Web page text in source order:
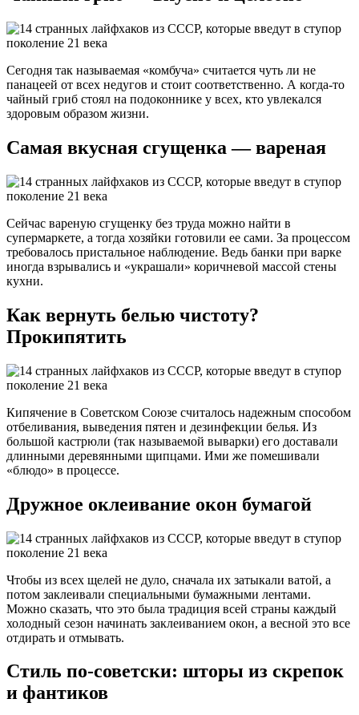
Сегодня так называемая «комбуча» считается чуть ли не
панацеей от всех недугов и стоит соответственно. А когда-то
чайный гриб стоял на подоконнике у всех, кто увлекался
здоровым образом жизни.
Самая вкусная сгущенка — вареная
Сейчас вареную сгущенку без труда можно найти в
супермаркете, а тогда хозяйки готовили ее сами. За процессом
требовалось пристальное наблюдение. Ведь банки при варке
иногда взрывались и «украшали» коричневой массой стены
кухни.
Как вернуть белью чистоту?
Прокипятить
Кипячение в Советском Союзе считалось надежным способом
отбеливания, выведения пятен и дезинфекции белья. Из
большой кастрюли (так называемой выварки) его доставали
длинными деревянными щипцами. Ими же помешивали
«блюдо» в процессе.
Дружное оклеивание окон бумагой
Чтобы из всех щелей не дуло, сначала их затыкали ватой, а
потом заклеивали специальными бумажными лентами.
Можно сказать, что это была традиция всей страны каждый
холодный сезон начинать заклеиванием окон, а весной это все
отдирать и отмывать.
Стиль по-советски: шторы из скрепок
и фантиков